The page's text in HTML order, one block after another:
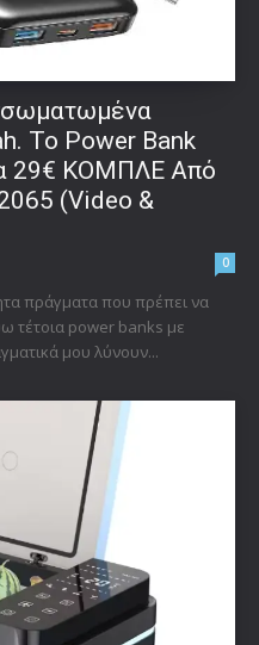
Το Power Bank
29€ ΚΟΜΠΛΕ Από
(Video &
0
πράγματα που πρέπει να
τέτοια power banks με
μου λύνουν...